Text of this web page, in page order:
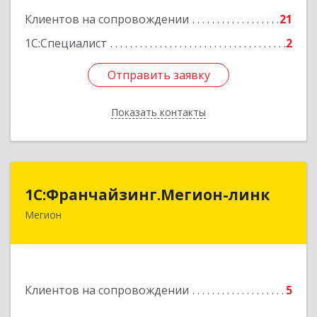
Клиентов на сопровождении
21
1С:Специалист
2
Отправить заявку
Показать контакты
Подробнее
Отправить заявку
Назад
1С:Франчайзинг.Мегион-линк
Мегион
Клиентов на сопровождении 5
1С:Франчайзинг.Мегион-линк